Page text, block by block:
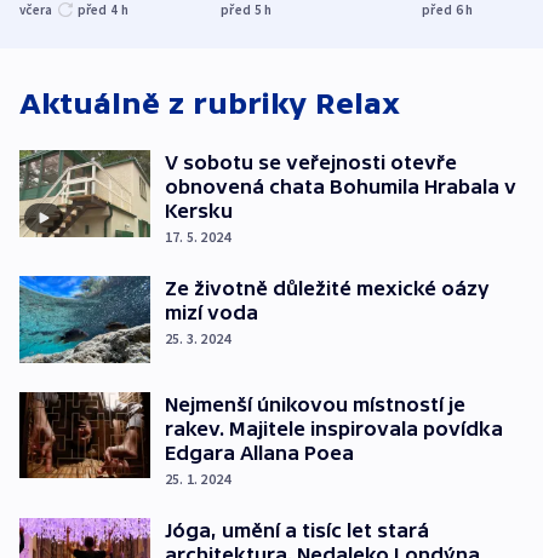
UEFA trvá na
včera před 4 h
s Běloruskem
před 5h
zdržují
před 6h
Aktuálně z rubriky Relax
V sobotu se veřejnosti otevře
obnovená chata Bohumila Hrabala v
Kersku
17. 5. 2024
Ze životně důležité mexické oázy
mizí voda
25. 3. 2024
Nejmenší únikovou místností je
rakev. Majitele inspirovala povídka
Edgara Allana Poea
25. 1. 2024
Jóga, umění a tisíc let stará